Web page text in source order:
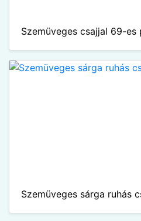
Szemüveges csajjal 69-es
Szemüveges sárga ruhás